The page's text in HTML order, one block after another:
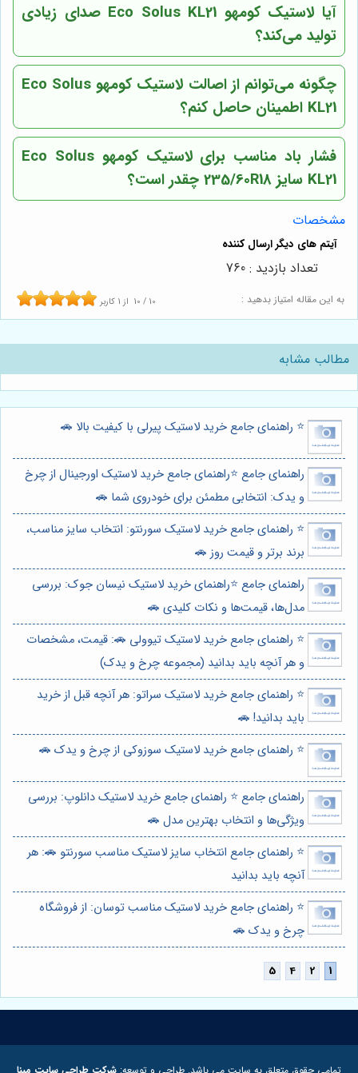
آیا لاستیک کومهو Eco Solus KL21 صدای زیادی
تولید می‌کند؟
چگونه می‌توانم از اصالت لاستیک کومهو Eco Solus
KL21 اطمینان حاصل کنم؟
فشار باد مناسب برای لاستیک کومهو Eco Solus
KL21 سایز 235/60R18 چقدر است؟
مشخصات
به این مقاله امتیاز بدهید : 10 / 10 از 1 کاربر
تعداد بازدید : 760
مطالب مشابه
⭐️ راهنمای جامع خرید لاستیک پیرلی با کیفیت بالا 🚗
راهنمای جامع ⭐️راهنمای جامع خرید لاستیک اورجینال از چرخ
و یدک: انتخابی مطمئن برای خودروی شما 🚗
⭐️ راهنمای جامع خرید لاستیک سورنتو: انتخاب سایز مناسب،
برند برتر و قیمت روز 🚗
راهنمای جامع ⭐️راهنمای خرید لاستیک نیسان جوک: بررسی
مدل‌ها، قیمت‌ها و نکات کلیدی 🚗
⭐️ راهنمای جامع خرید لاستیک تیوولی 🚗: قیمت، مشخصات
و هر آنچه باید بدانید (مجموعه چرخ و یدک)
⭐️ راهنمای جامع خرید لاستیک سراتو: هر آنچه قبل از خرید
باید بدانید! 🚗
⭐️ راهنمای جامع خرید لاستیک سوزوکی از چرخ و یدک 🚗
راهنمای جامع ⭐️ راهنمای جامع خرید لاستیک دانلوپ: بررسی
ویژگی‌ها و انتخاب بهترین مدل 🚗
⭐️ راهنمای جامع انتخاب سایز لاستیک مناسب سورنتو 🚗: هر
آنچه باید بدانید
⭐️ راهنمای جامع خرید لاستیک مناسب توسان: از فروشگاه
چرخ و یدک 🚗